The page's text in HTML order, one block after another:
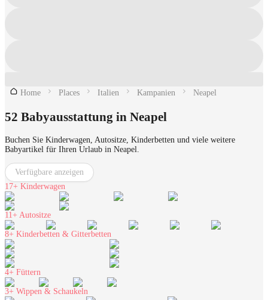
Home Places Italien Kampanien Neapel
52 Babyausstattung in Neapel
Buchen Sie Kinderwagen, Autositze, Kinderbetten und viele weitere
Babyartikel für Ihren Urlaub in Neapel.
Verfügbare anzeigen
17+ Kinderwagen
11+ Autositze
8+ Kinderbetten & Gitterbetten
4+ Füttern
3+ Wippen & Schaukeln